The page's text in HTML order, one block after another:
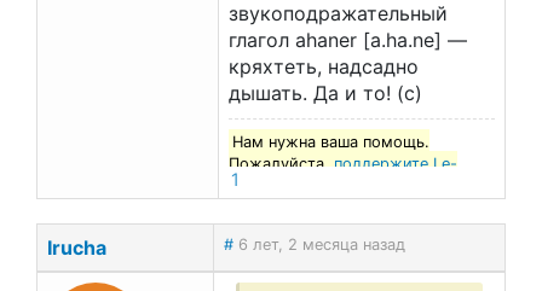
звукоподражательный
глагол ahaner [a.ha.ne] —
кряхтеть, надсадно
дышать. Да и то! (с)
Нам нужна ваша помощь.
Пожалуйста,поддержите Le-
francais.ru
1
Irucha # 6 лет, 2 месяца назад